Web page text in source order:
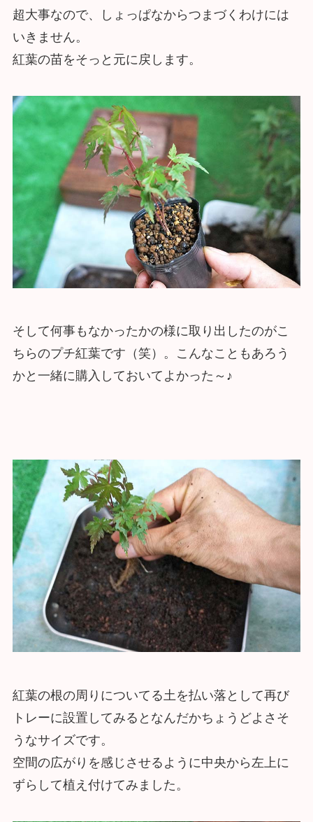
超大事なので、しょっぱなからつまづくわけには
いきません。
紅葉の苗をそっと元に戻します。
そして何事もなかったかの様に取り出したのがこ
ちらのプチ紅葉です（笑）。こんなこともあろう
かと一緒に購入しておいてよかった～♪
紅葉の根の周りについてる土を払い落として再び
トレーに設置してみるとなんだかちょうどよさそ
うなサイズです。
空間の広がりを感じさせるように中央から左上に
ずらして植え付けてみました。